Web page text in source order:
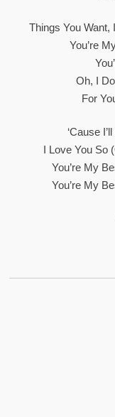
Things You Want,
You’re
Oh, I
For
‘Cause
I Love You So
You’re My
You’re My